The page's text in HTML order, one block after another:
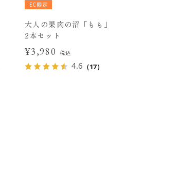
EC限定
大人の果肉の沼「もも」
2本セット
¥3,980 税込
4.6 （17）